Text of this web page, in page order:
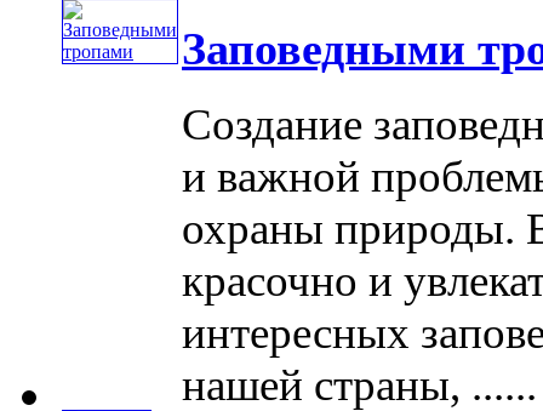
Заповедными
Создание
и важной
охраны природы.
красочно и
интересных
нашей страны, ......